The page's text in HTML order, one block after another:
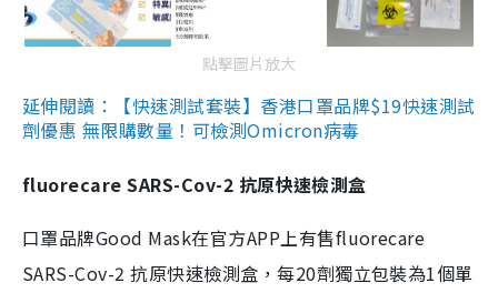
點擊圖片放大
延伸閱讀：【快速測試套裝】香港口罩品牌$19快速測試
劑優惠 無限購數量！可檢測Omicron病毒
fluorecare SARS-Cov-2 抗原快速檢測盒
口罩品牌Good Mask在官方APP上有售fluorecare
SARS-Cov-2 抗原快速檢測盒，每20劑獨立包裝為1個單